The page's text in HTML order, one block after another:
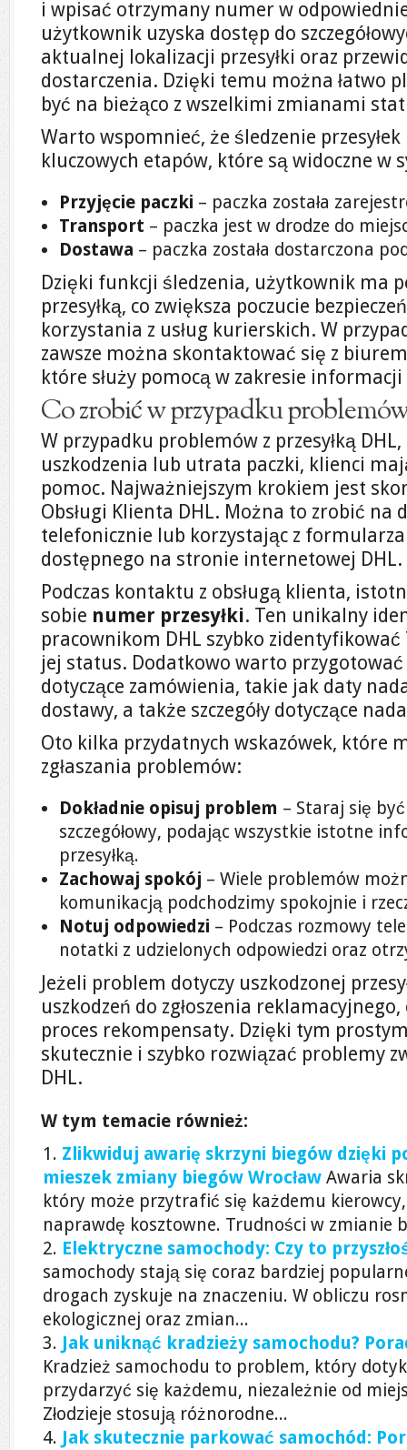
i wpisać otrzymany numer w
użytkownik uzyska dostęp do
aktualnej lokalizacji przesyłki oraz
dostarczenia. Dzięki temu można łatwo
być na bieżąco z wszelkimi zmianami
Warto wspomnieć, że śledzenie
kluczowych etapów, które są widoczne w
Przyjęcie paczki – paczka została
Transport – paczka jest w drodze do
Dostawa – paczka została dostarczona
Dzięki funkcji śledzenia, użytkownik ma
przesyłką, co zwiększa poczucie
korzystania z usług kurierskich. W
zawsze można skontaktować się z
które służy pomocą w zakresie informacji
Co zrobić w przypadku
W przypadku problemów z przesyłką
uszkodzenia lub utrata paczki, klienci
pomoc. Najważniejszym krokiem jest
Obsługi Klienta DHL. Można to zrobić na
telefonicznie lub korzystając z
dostępnego na stronie internetowej DHL.
Podczas kontaktu z obsługą klienta,
sobie numer przesyłki. Ten unikalny
pracownikom DHL szybko
jej status. Dodatkowo warto
dotyczące zamówienia, takie jak daty
dostawy, a także szczegóły dotyczące
Oto kilka przydatnych wskazówek, które
zgłaszania problemów:
Dokładnie opisuj problem – Staraj się
szczegółowy, podając wszystkie istotne
przesyłką.
Zachowaj spokój – Wiele problemów
komunikacją podchodzimy spokojnie i
Notuj odpowiedzi – Podczas rozmowy
notatki z udzielonych odpowiedzi oraz
Jeżeli problem dotyczy uszkodzonej
uszkodzeń do zgłoszenia
proces rekompensaty. Dzięki tym
skutecznie i szybko rozwiązać problemy
DHL.
W tym temacie również:
Zlikwiduj awarię skrzyni biegów dzięki
mieszek zmiany biegów Wrocław Awaria
który może przytrafić się każdemu
naprawdę kosztowne. Trudności w zmianie
Elektryczne samochody: Czy to
samochody stają się coraz bardziej
drogach zyskuje na znaczeniu. W obliczu
ekologicznej oraz zmian...
Jak uniknąć kradzieży samochodu?
Kradzież samochodu to problem, który
przydarzyć się każdemu, niezależnie od
Złodzieje stosują różnorodne...
Jak skutecznie parkować samochód: